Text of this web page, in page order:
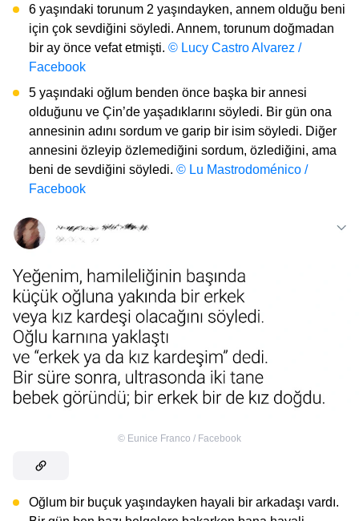
6 yaşındaki torunum 2 yaşındayken, annem olduğu beni
için çok sevdiğini söyledi. Annem, torunum doğmadan
bir ay önce vefat etmişti. © Lucy Castro Alvarez /
Facebook
5 yaşındaki oğlum benden önce başka bir annesi
olduğunu ve Çin’de yaşadıklarını söyledi. Bir gün ona
annesinin adını sordum ve garip bir isim söyledi. Diğer
annesini özleyip özlemediğini sordum, özlediğini, ama
beni de sevdiğini söyledi. © Lu Mastrodoménico /
Facebook
© Eunice Franco / Facebook
Oğlum bir buçuk yaşındayken hayali bir arkadaşı vardı.